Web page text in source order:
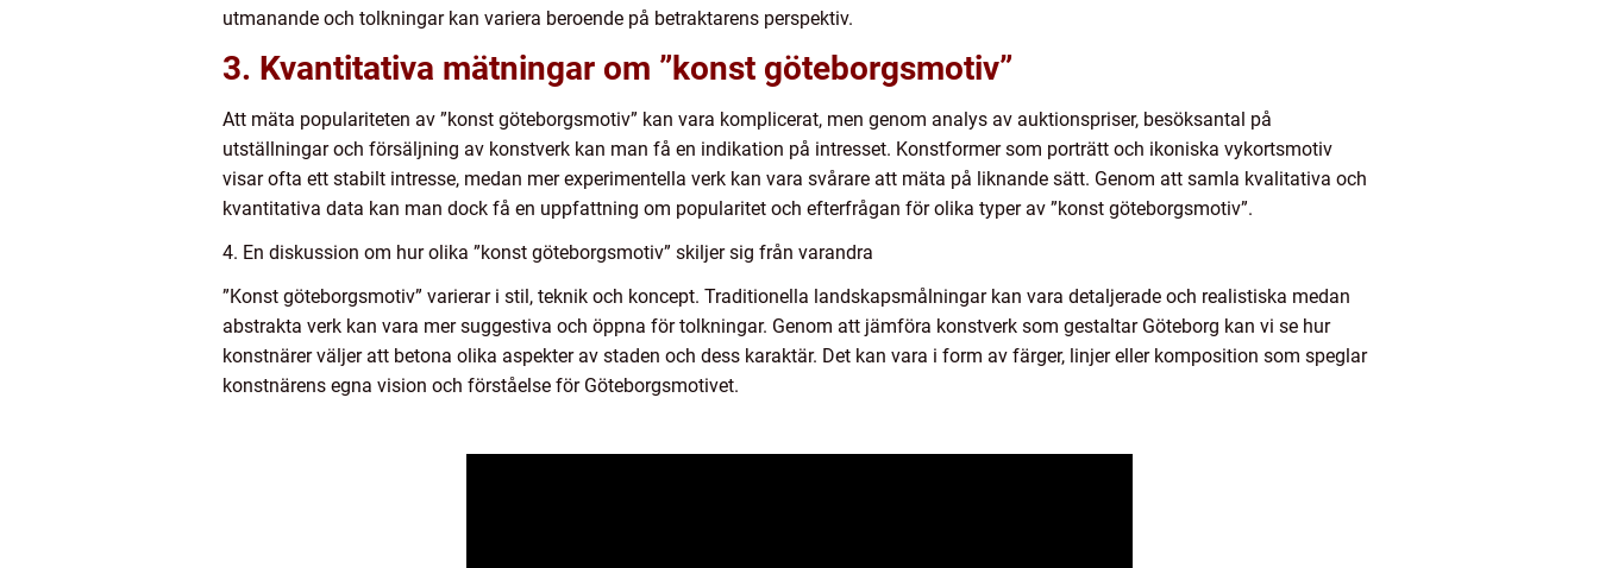
utmanande och tolkningar kan variera beroende på betraktarens perspektiv.
3. Kvantitativa mätningar om ”konst göteborgsmotiv”
Att mäta populariteten av ”konst göteborgsmotiv” kan vara komplicerat, men genom analys av auktionspriser, besöksantal på
utställningar och försäljning av konstverk kan man få en indikation på intresset. Konstformer som porträtt och ikoniska vykortsmotiv
visar ofta ett stabilt intresse, medan mer experimentella verk kan vara svårare att mäta på liknande sätt. Genom att samla kvalitativa och
kvantitativa data kan man dock få en uppfattning om popularitet och efterfrågan för olika typer av ”konst göteborgsmotiv”.
4. En diskussion om hur olika ”konst göteborgsmotiv” skiljer sig från varandra
”Konst göteborgsmotiv” varierar i stil, teknik och koncept. Traditionella landskapsmålningar kan vara detaljerade och realistiska medan
abstrakta verk kan vara mer suggestiva och öppna för tolkningar. Genom att jämföra konstverk som gestaltar Göteborg kan vi se hur
konstnärer väljer att betona olika aspekter av staden och dess karaktär. Det kan vara i form av färger, linjer eller komposition som speglar
konstnärens egna vision och förståelse för Göteborgsmotivet.